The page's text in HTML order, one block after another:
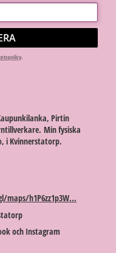
.
Pirtin
Min fysiska
i Kvinnerstatorp.
h1P6zz1p3W...
och Instagram